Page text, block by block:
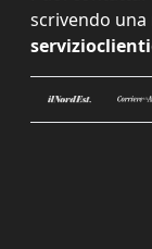
scrivendo una